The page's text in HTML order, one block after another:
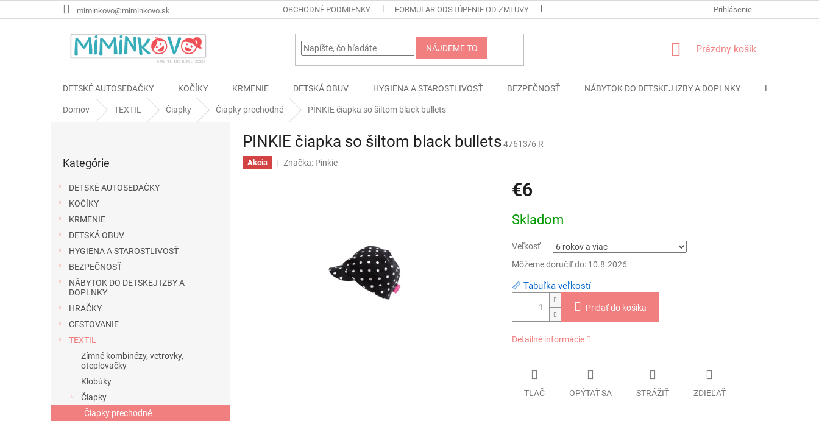
na
miminkovo@miminkovo.sk OBCHODNÉ PODMIENKY FORMULÁR ODSTÚPENIE OD ZMLUVY PODMIENKY OCHRANY OSOBNÝCH
Prihlásenie
NÁJDEME TO
NÁKUPNÝ
Prázdny košík
DETSKÉ AUTOSEDAČKY KOČÍKY KRMENIE DETSKÁ OBUV HYGIENA A STAROSTLIVOSŤ BEZPEČNOSŤ NÁBYTOK DO DETSKEJ IZBY A DOPLNKY HRAČKY
Domov TEXTIL Čiapky Čiapky prechodné PINKIE čiapka so šiltom black bullets
kategórie
Kategórie
DETSKÉ AUTOSEDAČKY
KOČÍKY
KRMENIE
DETSKÁ OBUV
HYGIENA A STAROSTLIVOSŤ
BEZPEČNOSŤ
NÁBYTOK DO DETSKEJ IZBY A
DOPLNKY
HRAČKY
CESTOVANIE
TEXTIL
Zímné kombinézy, vetrovky,
oteplovačky
Klobúky
Čiapky
Čiapky prechodné
PINKIE čiapka so šiltom black bullets 47613/6 R
Akcia Značka: Pinkie
€6
cena:
Skladom
Veľkosť
Môžeme doručiť do: 10.8.2026
📏 Tabuľka veľkostí
Pridať do košíka
Detailné informácie
TLAČ OPÝTAŤ SA STRÁŽIŤ ZDIEĽAŤ